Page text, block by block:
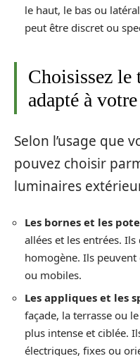
le haut, le bas ou
peut être discret ou
Choisissez le
adapté à
Selon l’usage que
pouvez choisir
luminaires
Les bornes et les
allées et les entrées.
homogène. Ils
ou mobiles.
Les appliques et les
façade, la terrasse ou
plus intense et ciblée.
électriques, fixes ou